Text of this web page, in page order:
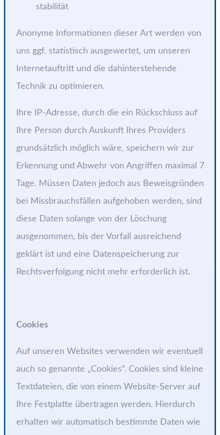
stabilität
Anonyme Informationen dieser Art werden von
uns ggf. statistisch ausgewertet, um unseren
Internetauftritt und die dahinterstehende
Technik zu optimieren.
Ihre IP-Adresse, durch die ein Rückschluss auf
Ihre Person durch Auskunft Ihres Providers
grundsätzlich möglich wäre, speichern wir zur
Erkennung und Abwehr von Angriffen maximal 7
Tage. Müssen Daten jedoch aus Beweisgründen
bei Missbrauchsfällen aufgehoben werden, sind
diese Daten solange von der Löschung
ausgenommen, bis der Vorfall ausreichend
geklärt ist und eine Datenspeicherung zur
Rechtsverfolgung nicht mehr erforderlich ist.
Cookies
Auf unseren Websites verwenden wir eventuell
auch so genannte „Cookies“. Cookies sind kleine
Textdateien, die von einem Website-Server auf
Ihre Festplatte übertragen werden. Hierdurch
erhalten wir automatisch bestimmte Daten wie